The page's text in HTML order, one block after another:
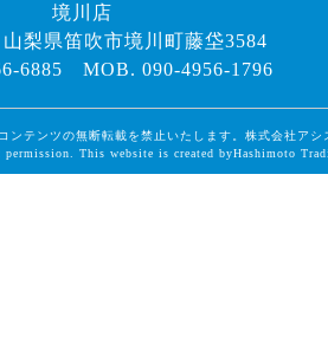
境川店
梨県笛吹市境川町藤垈3584
6885 MOB. 090-4956-1796
ンテンツの無断転載を禁止いたします。株式会社アシ
This website is created byHashimoto